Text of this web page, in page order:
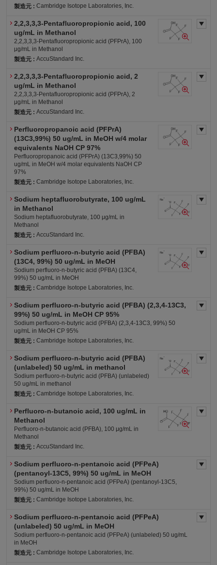
製造元 :Cambridge Isotope Laboratories, Inc.
労・表 労・有2 労・S 危4-ア(水)
2,2,3,3,3-Pentafluoropropionic acid, 100
ug/mL in Methanol
2,2,3,3,3-Pentafluoropropionic acid (PFPrA), 100
μg/mL in Methanol
製造元 :AccuStandard Inc.
労・表 労・有2 労・S 危4-ア(水)
2,2,3,3,3-Pentafluoropropionic acid, 2
ug/mL in Methanol
2,2,3,3,3-Pentafluoropropionic acid (PFPrA), 2
μg/mL in Methanol
製造元 :AccuStandard Inc.
労・表 労・有2 労・S 危4-ア(水)
Perfluoropropanoic acid (PFPrA)
(13C3,99%) 50 ug/mL in MeOH w/4 molar
equivalents NaOH CP 97%
Perfluoropropanoic acid (PFPrA) (13C3,99%) 50
ug/mL in MeOH w/4 molar equivalents NaOH CP
97%
製造元 :Cambridge Isotope Laboratories, Inc.
労・表 労・有2 労・S 危4-ア(水)
Sodium heptafluorobutyrate, 100 ug/mL
in Methanol
Sodium heptafluorobutyrate, 100 μg/mL in
Methanol
製造元 :AccuStandard Inc.
労・表 労・有2 労・S 危4-ア(水)
Sodium perfluoro-n-butyric acid (PFBA)
(13C4, 99%) 50 ug/mL in MeOH
Sodium perfluoro-n-butyric acid (PFBA) (13C4,
99%) 50 ug/mL in MeOH
製造元 :Cambridge Isotope Laboratories, Inc.
労・表 労・有2 労・S 危4-ア(水)
Sodium perfluoro-n-butyric acid (PFBA) (2,3,4-13C3,
99%) 50 ug/mL in MeOH CP 95%
Sodium perfluoro-n-butyric acid (PFBA) (2,3,4-13C3, 99%) 50
ug/mL in MeOH CP 95%
製造元 :Cambridge Isotope Laboratories, Inc.
労・表 労・有2 労・S 危4-ア(水)
Sodium perfluoro-n-butyric acid (PFBA)
(unlabeled) 50 ug/mL in methanol
Sodium perfluoro-n-butyric acid (PFBA) (unlabeled)
50 ug/mL in methanol
製造元 :Cambridge Isotope Laboratories, Inc.
労・表 労・有2 労・S 危4-ア(水)
Perfluoro-n-butanoic acid, 100 ug/mL in
Methanol
Perfluoro-n-butanoic acid (PFBA), 100 μg/mL in
Methanol
製造元 :AccuStandard Inc.
労・表 労・有2 労・S 危4-ア(水)
Sodium perfluoro-n-pentanoic acid (PFPeA)
(pentanoyl-13C5, 99%) 50 ug/mL in MeOH
Sodium perfluoro-n-pentanoic acid (PFPeA) (pentanoyl-13C5,
99%) 50 ug/mL in MeOH
製造元 :Cambridge Isotope Laboratories, Inc.
労・表 労・有2 労・S 危4-ア(水)
Sodium perfluoro-n-pentanoic acid (PFPeA)
(unlabeled) 50 ug/mL in MeOH
Sodium perfluoro-n-pentanoic acid (PFPeA) (unlabeled) 50 ug/mL
in MeOH
製造元 :Cambridge Isotope Laboratories, Inc.